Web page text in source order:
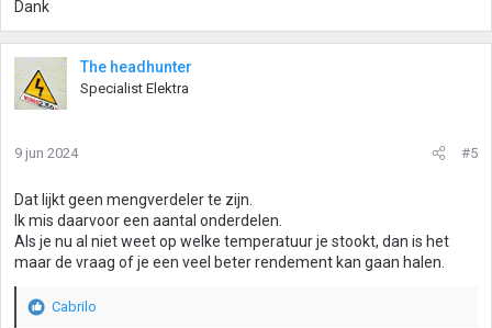
Dank
The headhunter
Specialist Elektra
9 jun 2024 #5
Dat lijkt geen mengverdeler te zijn.
Ik mis daarvoor een aantal onderdelen.
Als je nu al niet weet op welke temperatuur je stookt, dan is het
maar de vraag of je een veel beter rendement kan gaan halen.
W
Cabrilo